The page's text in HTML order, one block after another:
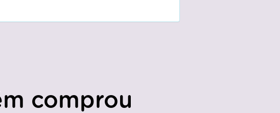
comprou